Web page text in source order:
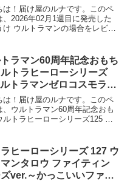
は！届け屋のルナです。このペ
、2026年02月1週目に発売した
け ウルトラマンの場合をレビュ
ウルトラマンゼット）1回 400円
...
トラマン60周年記念おもち
トラヒーローシリーズ
トラマンゼロコスモライ
ロの新しいパワーアップ
是非、ゲットしよう！～
は！届け屋のルナです。このペ
、ウルトラマン60周年記念おも
ルトラヒーローシリーズ125 ウ
ラマンが好きだった方におすす
ちゃです！...
ヒーローシリーズ 127 ウ
ンタロウ ファイティン
ver.～かっこいいファイ